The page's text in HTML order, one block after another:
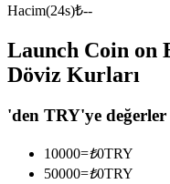
En iyi traderlarla
Hacim(24s)₺--
Launch Coin on
Döviz Kurları
'den TRY'ye
10000=₺0TRY
50000=₺0TRY